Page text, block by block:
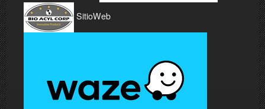
SitioWeb